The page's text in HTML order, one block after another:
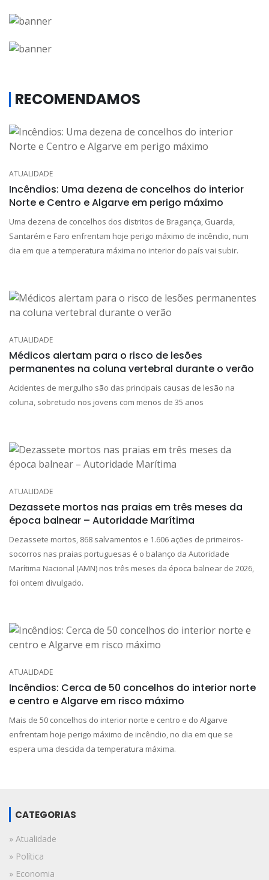
RECOMENDAMOS
ATUALIDADE
Incêndios: Uma dezena de concelhos do interior
Norte e Centro e Algarve em perigo máximo
Uma dezena de concelhos dos distritos de Bragança, Guarda,
Santarém e Faro enfrentam hoje perigo máximo de incêndio, num
dia em que a temperatura máxima no interior do país vai subir.
ATUALIDADE
Médicos alertam para o risco de lesões
permanentes na coluna vertebral durante o verão
Acidentes de mergulho são das principais causas de lesão na
coluna, sobretudo nos jovens com menos de 35 anos
ATUALIDADE
Dezassete mortos nas praias em três meses da
época balnear – Autoridade Marítima
Dezassete mortos, 868 salvamentos e 1.606 ações de primeiros-
socorros nas praias portuguesas é o balanço da Autoridade
Marítima Nacional (AMN) nos três meses da época balnear de 2026,
foi ontem divulgado.
ATUALIDADE
Incêndios: Cerca de 50 concelhos do interior norte
e centro e Algarve em risco máximo
Mais de 50 concelhos do interior norte e centro e do Algarve
enfrentam hoje perigo máximo de incêndio, no dia em que se
espera uma descida da temperatura máxima.
CATEGORIAS
» Atualidade
» Política
» Economia